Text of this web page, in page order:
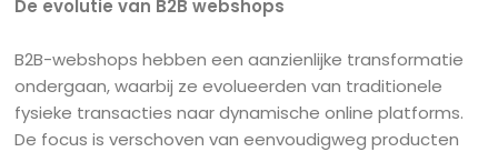
De evolutie van B2B webshops
B2B-webshops hebben een aanzienlijke transformatie
ondergaan, waarbij ze evolueerden van traditionele
fysieke transacties naar dynamische online platforms.
De focus is verschoven van eenvoudigweg producten